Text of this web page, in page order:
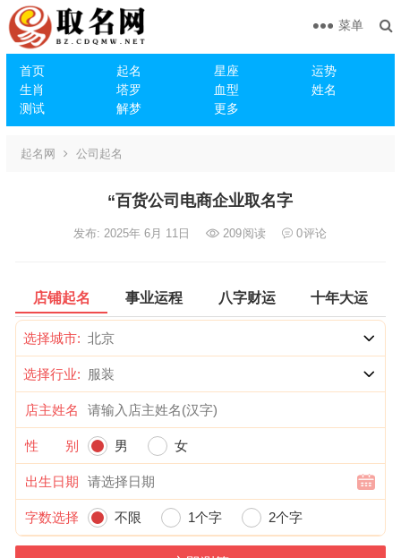
首页 起名 星座
运势
生肖
塔罗 血型
姓名
测试
解梦 更多
菜单
起名网 公司起名
“百货公司电商企业取名字
发布: 2025年 6月 11日 209阅读 0评论
店铺起名 事业运程 八字财运 十年大运
选择城市:
选择行业:
店主姓名
性 别 男 女
出生日期
字数选择 不限 1个字 2个字